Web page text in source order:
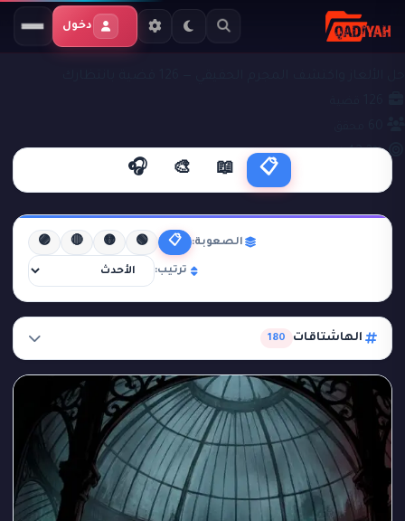
دخول
ملفات التحقيق قضايا جنائية
42.3%
📋
📖
🎨
🎧
الصعوبة: 📋
🟢
🟡
🔴
🟣
ترتيب:
الهاشتاقات 180